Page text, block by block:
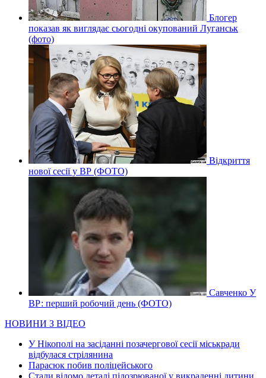
Блогер
показав як виглядає сьогодні окупований Луганськ
(фото)
Відкриття
нової сесії у ВР (ФОТО)
Савченко У
ВР: перший робочий день (ФОТО)
НОВИНИ З ВІДЕО
У Нікополі на засіданні позачергової сесії міськради
відбулася стрілянина
Парасюк побив поліцейського
Стали відомо деталі підозрюваної у викраденні дитини